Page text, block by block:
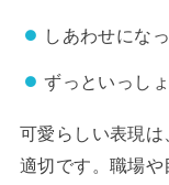
しあわせになっ
ずっといっし
可愛らしい表現
適切です。職場や